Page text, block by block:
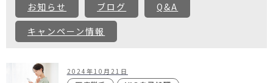
初めての方へ
よくある質問
お問い合わせ
- 水光注射
（Dr.施術）
お知らせ ブログ
Q&A
キャンペーン情報
2024年10月21日